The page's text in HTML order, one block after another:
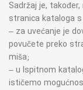
Sadržaj je,
stranica kataloga
– za uvećanje je
povučete preko
miša;
– u Ispitnom
ističemo